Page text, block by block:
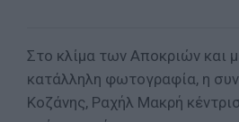
Στο κλίμα των Αποκριών και
κατάλληλη φωτογραφία, η
Κοζάνης, Ραχήλ Μακρή